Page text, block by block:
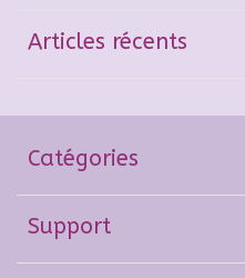
Articles récents
Catégories
Support